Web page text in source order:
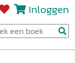
Inloggen